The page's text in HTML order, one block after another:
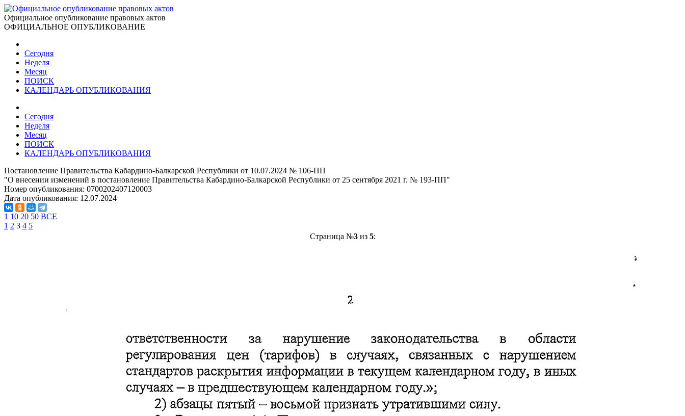
Официальное опубликование правовых актов
ОФИЦИАЛЬНОЕ ОПУБЛИКОВАНИЕ
Сегодня
Неделя
Месяц
ПОИСК
КАЛЕНДАРЬ ОПУБЛИКОВАНИЯ
Сегодня
Неделя
Месяц
ПОИСК
КАЛЕНДАРЬ ОПУБЛИКОВАНИЯ
Постановление Правительства Кабардино-Балкарской Республики от 10.07.2024 № 106-ПП
"О внесении изменений в постановление Правительства Кабардино-Балкарской Республики от 25 сентября 2021 г. № 193-ПП"
Номер опубликования: 0700202407120003
Дата опубликования: 12.07.2024
1 10 20 50 ВСЕ
1 2 3 4 5
Страница №3из 5: